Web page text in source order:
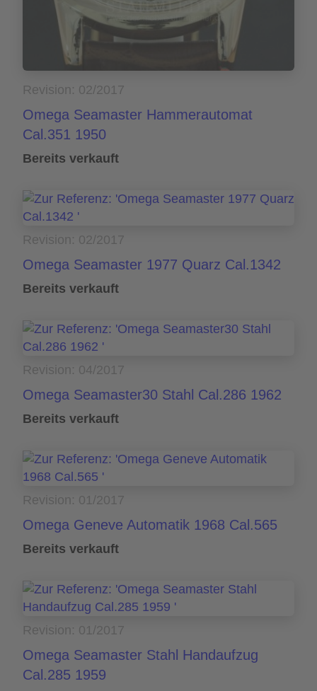
Revision: 02/2017
Omega Seamaster Hammerautomat
Cal.351 1950
Bereits verkauft
Revision: 02/2017
Omega Seamaster 1977 Quarz Cal.1342
Bereits verkauft
Revision: 04/2017
Omega Seamaster30 Stahl Cal.286 1962
Bereits verkauft
Revision: 01/2017
Omega Geneve Automatik 1968 Cal.565
Bereits verkauft
Revision: 01/2017
Omega Seamaster Stahl Handaufzug
Cal.285 1959